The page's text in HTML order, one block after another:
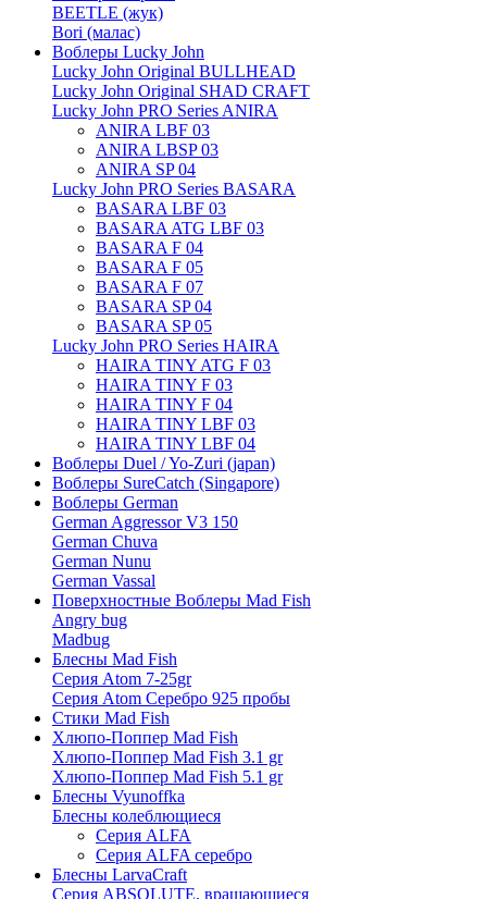
BEETLE (жук)
Bori (малас)
Воблеры Lucky John
Lucky John Original BULLHEAD
Lucky John Original SHAD CRAFT
Lucky John PRO Series ANIRA
ANIRA LBF 03
ANIRA LBSP 03
ANIRA SP 04
Lucky John PRO Series BASARA
BASARA LBF 03
BASARA ATG LBF 03
BASARA F 04
BASARA F 05
BASARA F 07
BASARA SP 04
BASARA SP 05
Lucky John PRO Series HAIRA
HAIRA TINY ATG F 03
HAIRA TINY F 03
HAIRA TINY F 04
HAIRA TINY LBF 03
HAIRA TINY LBF 04
Воблеры Duel / Yo-Zuri (japan)
Воблеры SureCatch (Singapore)
Воблеры German
German Aggressor V3 150
German Chuva
German Nunu
German Vassal
Поверхностные Воблеры Mad Fish
Angry bug
Madbug
Блесны Mad Fish
Серия Atom 7-25gr
Серия Atom Серебро 925 пробы
Стики Mad Fish
Хлюпо-Поппер Mad Fish
Хлюпо-Поппер Mad Fish 3.1 gr
Хлюпо-Поппер Mad Fish 5.1 gr
Блесны Vyunoffka
Блесны колеблющиеся
Серия ALFA
Серия ALFA серебро
Блесны LarvaCraft
Серия ABSOLUTE, вращающиеся